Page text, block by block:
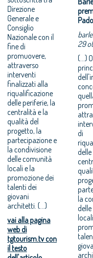
Direzione
Generale e
Consiglio
Nazionale con il
fine di
promuovere,
attraverso
interventi
finalizzati alla
riqualificazione
delle periferie, la
centralità e la
qualità del
progetto, la
partecipazione e
la condivisione
delle comunità
locali e la
promozione dei
talenti dei
giovani
architetti. (...)
vai alla pagina
web di
tgtourism.tv con
il testo
29
(...)
di
la